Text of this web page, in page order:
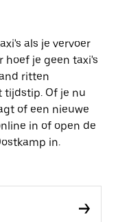
als je vervoer
hoef je geen taxi's
ritten
tijdstip. Of je nu
of een nieuwe
in of open de
in.